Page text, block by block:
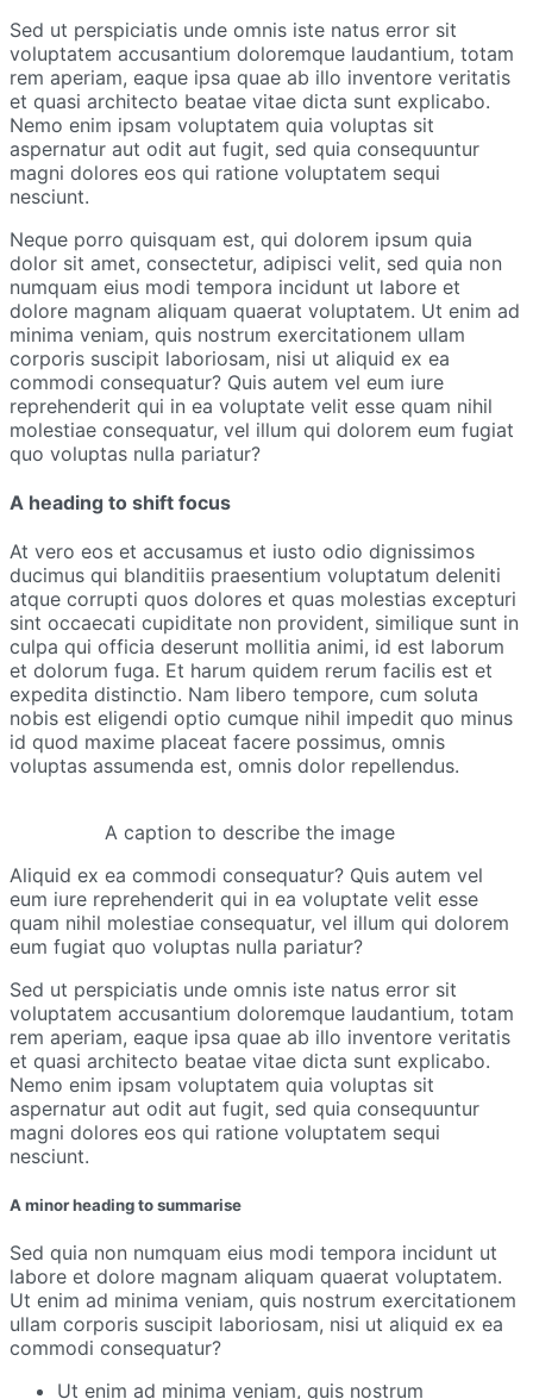
Sed ut perspiciatis unde omnis iste natus error sit
voluptatem accusantium doloremque laudantium, totam
rem aperiam, eaque ipsa quae ab illo inventore veritatis
et quasi architecto beatae vitae dicta sunt explicabo.
Nemo enim ipsam voluptatem quia voluptas sit
aspernatur aut odit aut fugit, sed quia consequuntur
magni dolores eos qui ratione voluptatem sequi
nesciunt.
Neque porro quisquam est, qui dolorem ipsum quia
dolor sit amet, consectetur, adipisci velit, sed quia non
numquam eius modi tempora incidunt ut labore et
dolore magnam aliquam quaerat voluptatem. Ut enim ad
minima veniam, quis nostrum exercitationem ullam
corporis suscipit laboriosam, nisi ut aliquid ex ea
commodi consequatur? Quis autem vel eum iure
reprehenderit qui in ea voluptate velit esse quam nihil
molestiae consequatur, vel illum qui dolorem eum fugiat
quo voluptas nulla pariatur?
A heading to shift focus
At vero eos et accusamus et iusto odio dignissimos
ducimus qui blanditiis praesentium voluptatum deleniti
atque corrupti quos dolores et quas molestias excepturi
sint occaecati cupiditate non provident, similique sunt in
culpa qui officia deserunt mollitia animi, id est laborum
et dolorum fuga. Et harum quidem rerum facilis est et
expedita distinctio. Nam libero tempore, cum soluta
nobis est eligendi optio cumque nihil impedit quo minus
id quod maxime placeat facere possimus, omnis
voluptas assumenda est, omnis dolor repellendus.
A caption to describe the image
Aliquid ex ea commodi consequatur? Quis autem vel
eum iure reprehenderit qui in ea voluptate velit esse
quam nihil molestiae consequatur, vel illum qui dolorem
eum fugiat quo voluptas nulla pariatur?
Sed ut perspiciatis unde omnis iste natus error sit
voluptatem accusantium doloremque laudantium, totam
rem aperiam, eaque ipsa quae ab illo inventore veritatis
et quasi architecto beatae vitae dicta sunt explicabo.
Nemo enim ipsam voluptatem quia voluptas sit
aspernatur aut odit aut fugit, sed quia consequuntur
magni dolores eos qui ratione voluptatem sequi
nesciunt.
A minor heading to summarise
Sed quia non numquam eius modi tempora incidunt ut
labore et dolore magnam aliquam quaerat voluptatem.
Ut enim ad minima veniam, quis nostrum exercitationem
ullam corporis suscipit laboriosam, nisi ut aliquid ex ea
commodi consequatur?
Ut enim ad minima veniam, quis nostrum